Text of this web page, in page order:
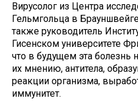
Вирусолог из Центра
Гельмгольца в
также руководитель
Гисенском университете
что в будущем эта болезнь
их мнению, антитела,
реакции организма,
иммунитет.